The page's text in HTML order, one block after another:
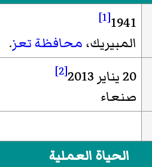
1941
[1]
المبيريك، محافظة تعز.
20 يناير 2013 [2]
صنعاء
الحياة العملية